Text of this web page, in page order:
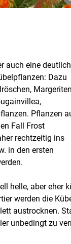
auch eine deutlich
Dazu
Pflanzen
Fall Frost
rechtzeitig ins
in den ersten
helle, aber eher
werden die
austrocknen.
unbedingt zu